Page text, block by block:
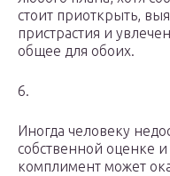
стоит приоткрыть,
пристрастия и
общее для обоих.
6.
Иногда человеку
собственной оценке
комплимент может